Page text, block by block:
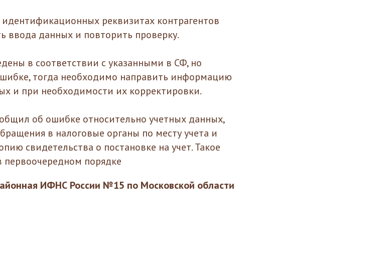
реквизитах контрагентов
ввода данных и повторить проверку.
в соответствии с указанными в СФ, но
тогда необходимо направить информацию
и при необходимости их корректировки.
об ошибке относительно учетных данных,
в налоговые органы по месту учета и
свидетельства о постановке на учет. Такое
порядке
ИФНС России №15 по Московской области